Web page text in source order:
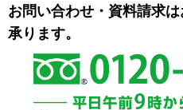
お問い合わせ・資料請求
承ります。